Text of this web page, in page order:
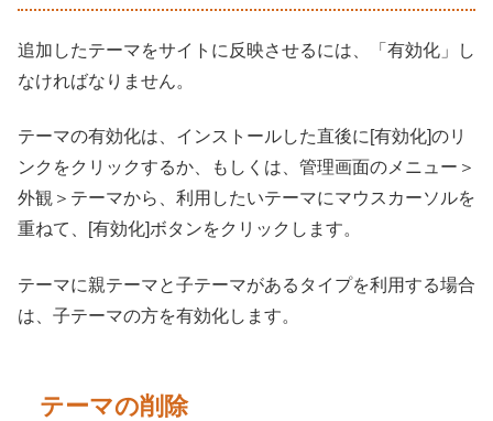
追加したテーマをサイトに反映させるには、「有効化」し
なければなりません。
テーマの有効化は、インストールした直後に[有効化]のリ
ンクをクリックするか、もしくは、管理画面のメニュー＞
外観＞テーマから、利用したいテーマにマウスカーソルを
重ねて、[有効化]ボタンをクリックします。
テーマに親テーマと子テーマがあるタイプを利用する場合
は、子テーマの方を有効化します。
テーマの削除